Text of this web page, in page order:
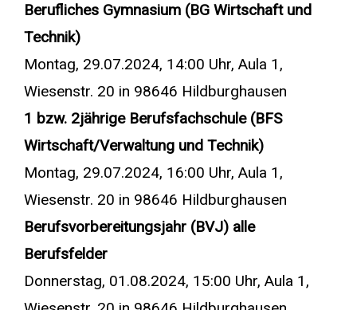
Berufliches Gymnasium (BG Wirtschaft und
Technik)
Montag, 29.07.2024, 14:00 Uhr, Aula 1,
Wiesenstr. 20 in 98646 Hildburghausen
1 bzw. 2jährige Berufsfachschule (BFS
Wirtschaft/Verwaltung und Technik)
Montag, 29.07.2024, 16:00 Uhr, Aula 1,
Wiesenstr. 20 in 98646 Hildburghausen
Berufsvorbereitungsjahr (BVJ) alle
Berufsfelder
Donnerstag, 01.08.2024, 15:00 Uhr, Aula 1,